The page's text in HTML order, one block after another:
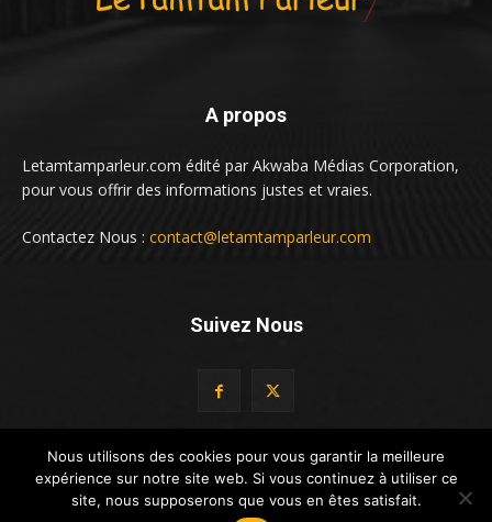
A propos
Letamtamparleur.com édité par Akwaba Médias Corporation,
pour vous offrir des informations justes et vraies.
Contactez Nous : contact@letamtamparleur.com
Suivez Nous
© LeTamTamParleur by Altacado Digital
Nous utilisons des cookies pour vous garantir la meilleure
expérience sur notre site web. Si vous continuez à utiliser ce
site, nous supposerons que vous en êtes satisfait.